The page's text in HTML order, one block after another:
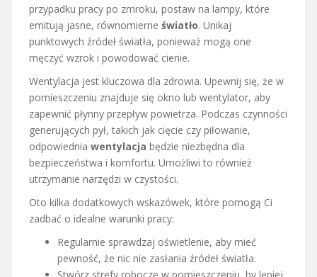
przypadku pracy po zmroku, postaw na lampy, które
emitują jasne, równomierne światło. Unikaj
punktowych źródeł światła, ponieważ mogą one
męczyć wzrok i powodować cienie.
Wentylacja jest kluczowa dla zdrowia. Upewnij się, że w
pomieszczeniu znajduje się okno lub wentylator, aby
zapewnić płynny przepływ powietrza. Podczas czynności
generujących pył, takich jak cięcie czy piłowanie,
odpowiednia wentylacja będzie niezbędna dla
bezpieczeństwa i komfortu. Umożliwi to również
utrzymanie narzędzi w czystości.
Oto kilka dodatkowych wskazówek, które pomogą Ci
zadbać o idealne warunki pracy:
Regularnie sprawdzaj oświetlenie, aby mieć
pewność, że nic nie zasłania źródeł światła.
Stwórz strefy robocze w pomieszczeniu, by lepiej